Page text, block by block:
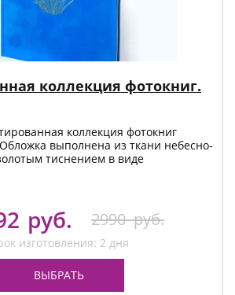
коллекция фотокниг.
коллекция фотокниг
Обложка выполнена из ткани небесно-
тиснением в виде
руб. 2990 руб.
изготовления: 2 дня
ВЫБРАТЬ